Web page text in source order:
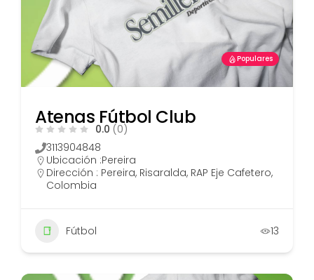
Populares
Atenas Fútbol Club
0.0 (0)
3113904848
Ubicación :Pereira
Dirección : Pereira, Risaralda, RAP Eje Cafetero,
Colombia
Fútbol 13